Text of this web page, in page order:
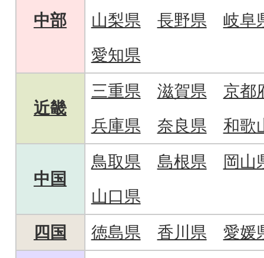
中部
山梨県
長野県
岐阜
愛知県
近畿
三重県 滋賀県
京都
兵庫県
奈良県 和歌
中国
鳥取県 島根県
岡山
山口県
四国
徳島県 香川県 愛媛